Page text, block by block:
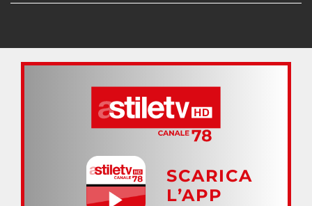
SCARICA
L’APP